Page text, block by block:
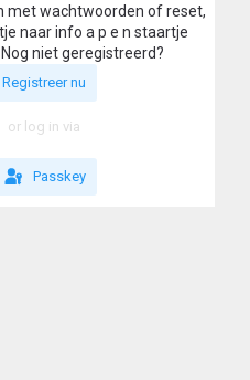
met wachtwoorden of reset,
naar info a p e n staartje
niet geregistreerd?
Registreer nu
or log in via
Passkey